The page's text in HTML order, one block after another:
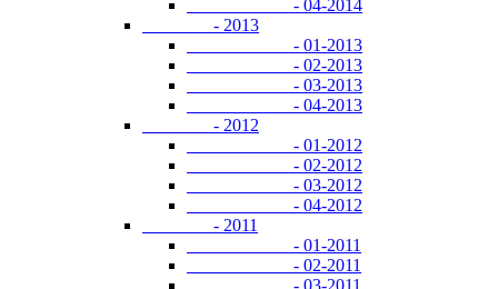
- 04-2014
- 2013
- 01-2013
- 02-2013
- 03-2013
- 04-2013
- 2012
- 01-2012
- 02-2012
- 03-2012
- 04-2012
- 2011
- 01-2011
- 02-2011
- 03-2011